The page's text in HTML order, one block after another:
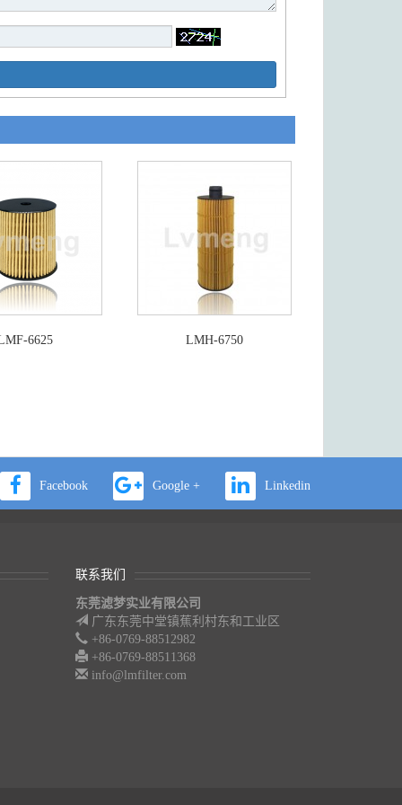
6625 LMH-6750
Facebook Google + Linkedin
联系我们
东莞滤梦实业有限公司
广东东莞中堂镇蕉利村东和工业区
+86-0769-88512982
+86-0769-88511368
info@lmfilter.com